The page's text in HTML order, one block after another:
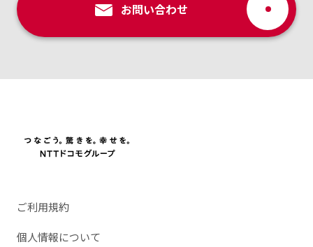
お問い合わせ
ご利用規約
個人情報について